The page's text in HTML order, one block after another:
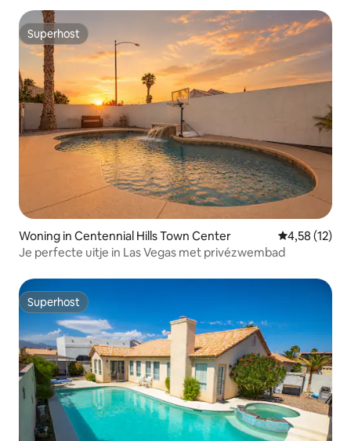
Superhost
Superhost
Woning in Centennial Hills Town Center Gemiddelde
4,58 (12)
Je perfecte uitje in Las Vegas met privézwembad
Superhost
Superhost